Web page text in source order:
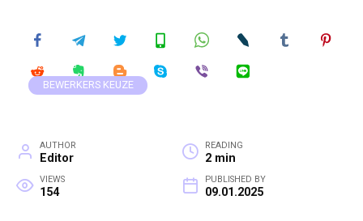
BEWERKERS KEUZE
AUTHOR
Editor
READING
2 min
VIEWS
154
PUBLISHED BY
09.01.2025